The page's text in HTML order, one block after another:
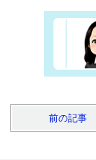
前の記事